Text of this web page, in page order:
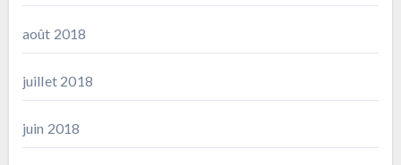
août 2018
juillet 2018
juin 2018